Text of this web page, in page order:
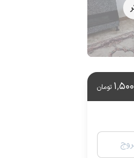
تومان